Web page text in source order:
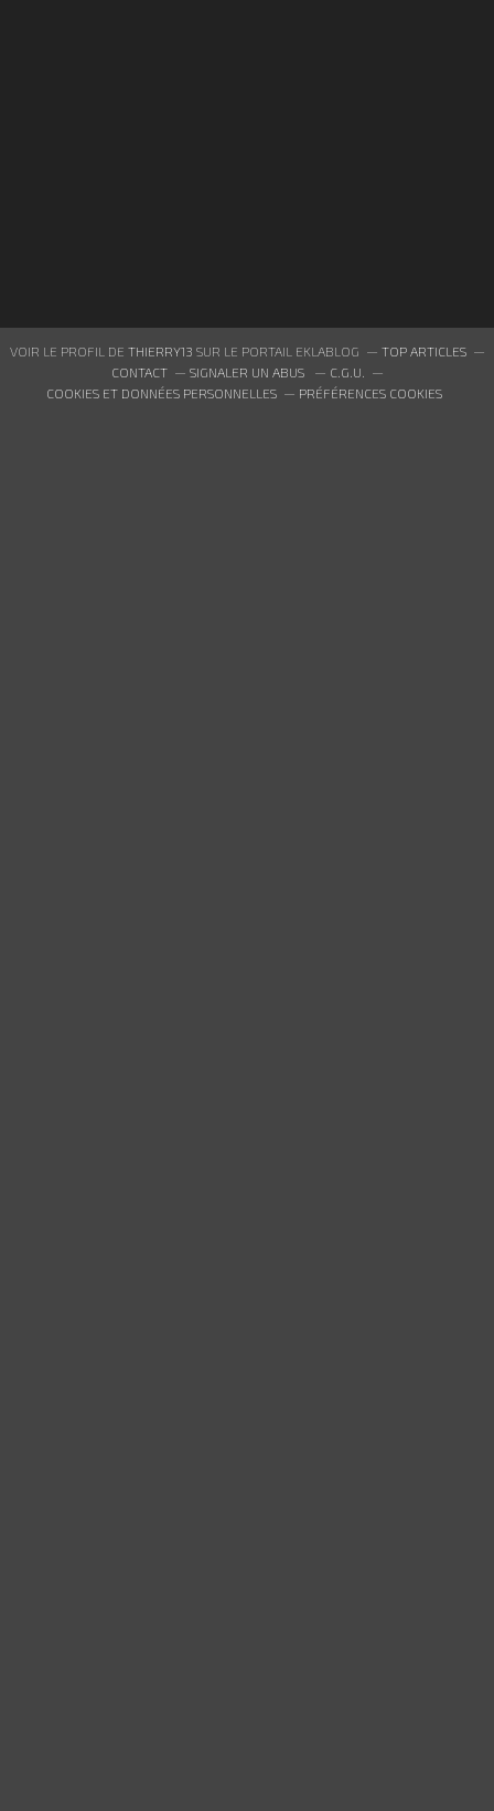
VOIR LE PROFIL DE THIERRY13 SUR LE PORTAIL EKLABLOG
TOP ARTICLES
CONTACT
SIGNALER UN ABUS
C.G.U.
COOKIES ET DONNÉES PERSONNELLES
PRÉFÉRENCES COOKIES